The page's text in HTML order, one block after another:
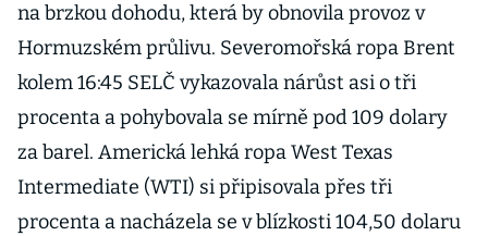
na brzkou dohodu, která by obnovila provoz v
Hormuzském průlivu. Severomořská ropa Brent
kolem 16:45 SELČ vykazovala nárůst asi o tři
procenta a pohybovala se mírně pod 109 dolary
za barel. Americká lehká ropa West Texas
Intermediate (WTI) si připisovala přes tři
procenta a nacházela se v blízkosti 104,50 dolaru